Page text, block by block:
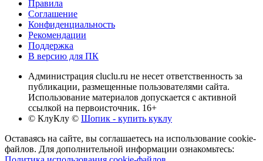
Правила
Соглашение
Конфиденциальность
Рекомендации
Поддержка
В версию для ПК
Администрация cluclu.ru не несет ответственность за
публикации, размещенные пользователями сайта.
Использование материалов допускается с активной
ссылкой на первоисточник. 16+
© КлуКлу © Шопик - купить куклу
Оставаясь на сайте, вы соглашаетесь на использование cookie-
файлов. Для дополнительной информации ознакомьтесь: